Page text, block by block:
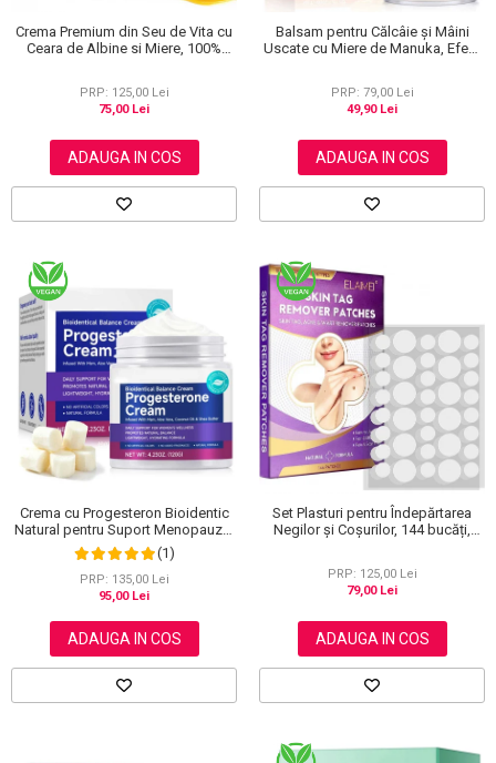
Crema Premium din Seu de Vita cu
Ceara de Albine si Miere, 100%
PRP: 125,00 Lei
75,00 Lei
ADAUGA IN COS
Balsam pentru Călcâie și Mâini
Uscate cu Miere de Manuka, Efect
PRP: 79,00 Lei
49,90 Lei
ADAUGA IN COS
Crema cu Progesteron Bioidentic
Natural pentru Suport Menopauza,
Menstruatie si Echilibru Hormonal,
120 g
(1)
PRP: 135,00 Lei
95,00 Lei
ADAUGA IN COS
Set Plasturi pentru Îndepărtarea
Negilor și Coșurilor, 144 bucăți,
PRP: 125,00 Lei
79,00 Lei
ADAUGA IN COS